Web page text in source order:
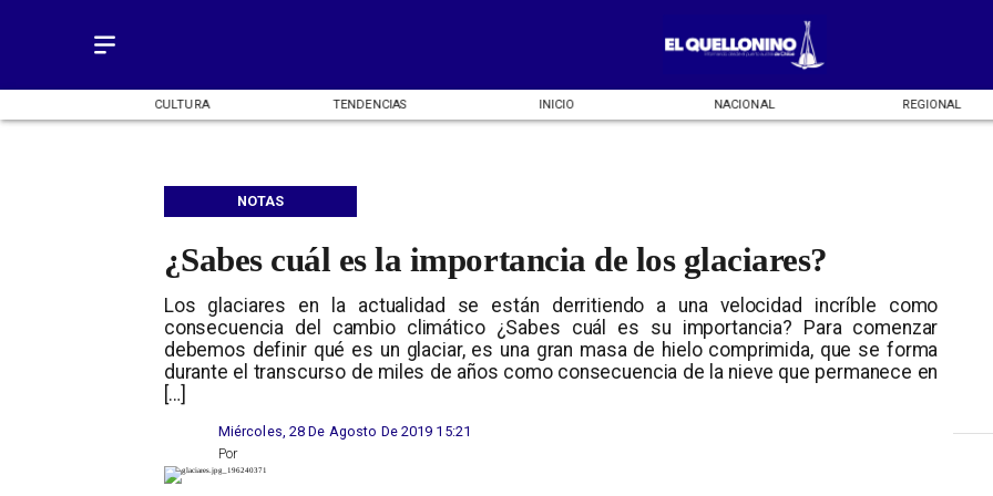
CULTURA TENDENCIAS INICIO NACIONAL REGIONAL
¿Sabes cuál es la importancia de los glaciares?
Los glaciares en la actualidad se están derritiendo a una velocidad incríble como
consecuencia del cambio climático ¿Sabes cuál es su importancia? Para comenzar
debemos definir qué es un glaciar, es una gran masa de hielo comprimida, que se forma
durante el transcurso de miles de años como consecuencia de la nieve que permanece en
[…]
NOTAS
Miércoles, 28 De Agosto De 2019 15:21
Por